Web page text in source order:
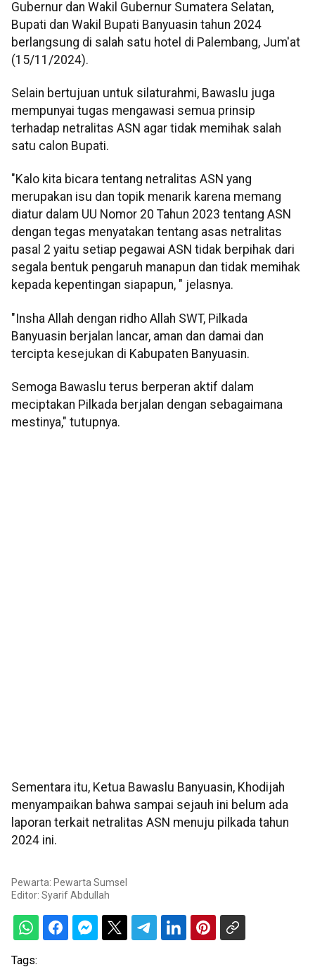
Gubernur dan Wakil Gubernur Sumatera Selatan,
Bupati dan Wakil Bupati Banyuasin tahun 2024
berlangsung di salah satu hotel di Palembang, Jum'at
(15/11/2024).
Selain bertujuan untuk silaturahmi, Bawaslu juga
mempunyai tugas mengawasi semua prinsip
terhadap netralitas ASN agar tidak memihak salah
satu calon Bupati.
"Kalo kita bicara tentang netralitas ASN yang
merupakan isu dan topik menarik karena memang
diatur dalam UU Nomor 20 Tahun 2023 tentang ASN
dengan tegas menyatakan tentang asas netralitas
pasal 2 yaitu setiap pegawai ASN tidak berpihak dari
segala bentuk pengaruh manapun dan tidak memihak
kepada kepentingan siapapun, " jelasnya.
"Insha Allah dengan ridho Allah SWT, Pilkada
Banyuasin berjalan lancar, aman dan damai dan
tercipta kesejukan di Kabupaten Banyuasin.
Semoga Bawaslu terus berperan aktif dalam
meciptakan Pilkada berjalan dengan sebagaimana
mestinya," tutupnya.
Sementara itu, Ketua Bawaslu Banyuasin, Khodijah
menyampaikan bahwa sampai sejauh ini belum ada
laporan terkait netralitas ASN menuju pilkada tahun
2024 ini.
Pewarta: Pewarta Sumsel
Editor: Syarif Abdullah
Tags: